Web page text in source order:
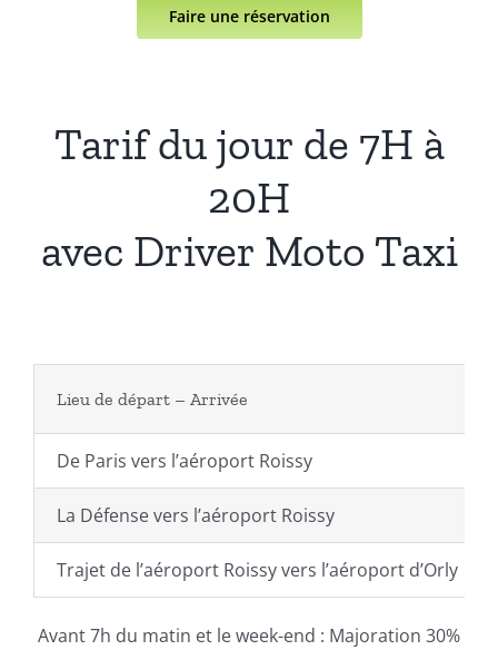
Faire une réservation
Tarif du jour de 7H à
20H
avec Driver Moto Taxi
Lieu de départ – Arrivée
De Paris vers l’aéroport Roissy
La Défense vers l’aéroport Roissy
Trajet de l’aéroport Roissy vers l’aéroport d’Orly
Avant 7h du matin et le week-end : Majoration 30%